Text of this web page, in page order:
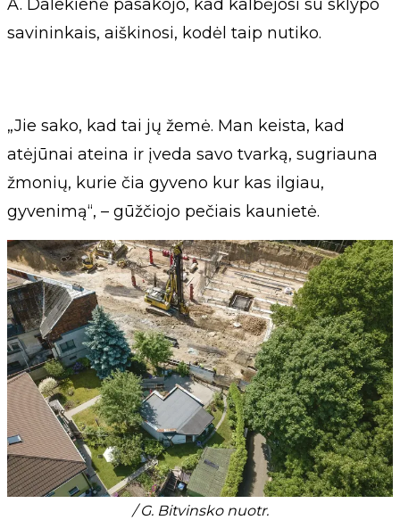
A. Dalekienė pasakojo, kad kalbėjosi su sklypo
savininkais, aiškinosi, kodėl taip nutiko.
„Jie sako, kad tai jų žemė. Man keista, kad
atėjūnai ateina ir įveda savo tvarką, sugriauna
žmonių, kurie čia gyveno kur kas ilgiau,
gyvenimą“, – gūžčiojo pečiais kaunietė.
/ G. Bitvinsko nuotr.